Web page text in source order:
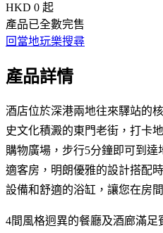
HKD 0 起
產品已全數完售
回當地玩樂搜尋
產品詳情
酒店位於深港兩地往來驛站的
史文化積澱的東門老街，打卡
購物廣場，步行5分鐘即可到
適客房，明朗優雅的設計搭配
設備和舒適的浴缸，讓您在房
4間風格迥異的餐廳及酒廊滿